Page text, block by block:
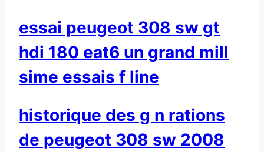
essai peugeot 308 sw gt
hdi 180 eat6 un grand mill
sime essais f line
historique des g n rations
de peugeot 308 sw 2008